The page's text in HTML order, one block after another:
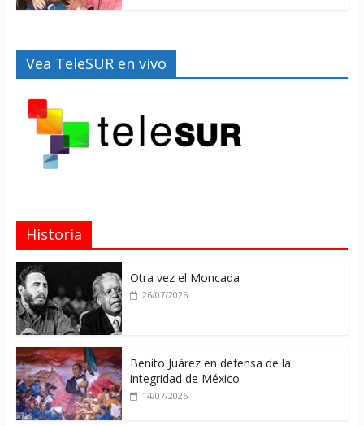
Vea TeleSUR en vivo
Historia
Otra vez el Moncada
26/07/2026
Benito Juárez en defensa de la
integridad de México
14/07/2026